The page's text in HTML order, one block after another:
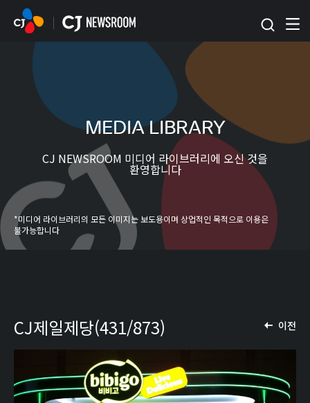
본문 바로가기
MEDIA LIBRARY
CJ NEWSROOM 미디어 라이브러리에 오신 것을
환영합니다
*미디어 라이브러리의 모든 이미지는 보도용이며 상업적인 목적으로 이용은
불가능합니다
이전
CJ제일제당(431/873)